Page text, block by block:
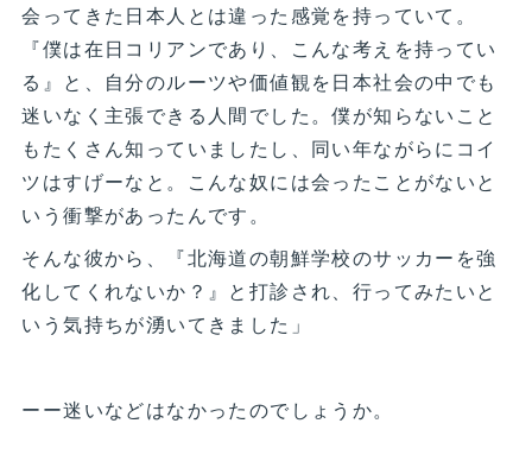
会ってきた日本人とは違った感覚を持っていて。
『僕は在日コリアンであり、こんな考えを持ってい
る』と、自分のルーツや価値観を日本社会の中でも
迷いなく主張できる人間でした。僕が知らないこと
もたくさん知っていましたし、同い年ながらにコイ
ツはすげーなと。こんな奴には会ったことがないと
いう衝撃があったんです。
そんな彼から、『北海道の朝鮮学校のサッカーを強
化してくれないか？』と打診され、行ってみたいと
いう気持ちが湧いてきました」
ーー迷いなどはなかったのでしょうか。